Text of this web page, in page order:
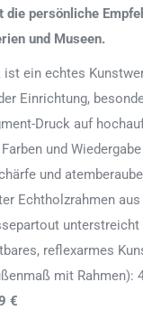
die persönliche
und Museen.
ist ein echtes
Einrichtung,
Druck auf
und
und
Echtholzrahmen
reflexarmes
mit Rahmen):
€